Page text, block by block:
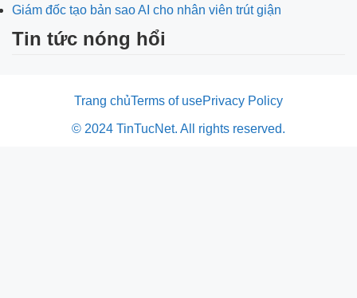
Giám đốc tạo bản sao AI cho nhân viên trút giận
Tin tức nóng hổi
Trang chủTerms of usePrivacy Policy
© 2024 TinTucNet. All rights reserved.